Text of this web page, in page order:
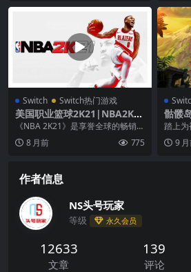
Switch Switch热门游戏
美国职业篮球2K21|NBA2K21
中文
《NBA 2K21》是享誉全球的畅销大
作NBA 2K系列的最新作品，呈现了
业界领...
8 月前 775
骷髅
nd:
踏上为
母报
原始野
9
作者信息
NS头号玩家
等级 永久会员
12633
文章
139
评论